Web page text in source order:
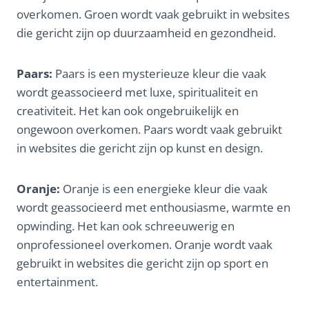
overkomen. Groen wordt vaak gebruikt in websites
die gericht zijn op duurzaamheid en gezondheid.
Paars: Paars is een mysterieuze kleur die vaak
wordt geassocieerd met luxe, spiritualiteit en
creativiteit. Het kan ook ongebruikelijk en
ongewoon overkomen. Paars wordt vaak gebruikt
in websites die gericht zijn op kunst en design.
Oranje: Oranje is een energieke kleur die vaak
wordt geassocieerd met enthousiasme, warmte en
opwinding. Het kan ook schreeuwerig en
onprofessioneel overkomen. Oranje wordt vaak
gebruikt in websites die gericht zijn op sport en
entertainment.